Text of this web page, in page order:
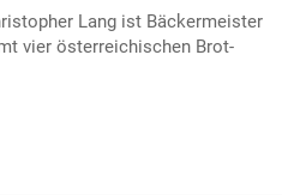
Lang ist Bäckermeister
vier österreichischen Brot-